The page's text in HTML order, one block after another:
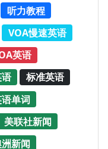
听力教程
VOA慢速英语
英语
标准英语
单词
美联社新闻
新闻